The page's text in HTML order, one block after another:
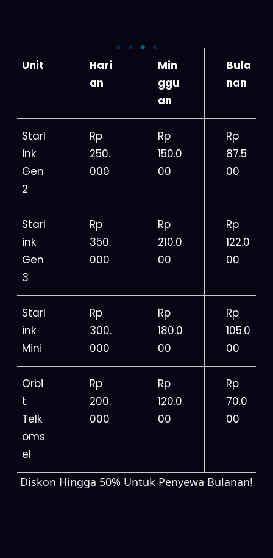
Unit
Hari
an
Min
ggu
an
Bula
nan
Starl
ink
Gen
2
Rp
250.
000
Rp
150.0
00
Rp
87.5
00
Starl
ink
Gen
3
Rp
350.
000
Rp
210.0
00
Rp
122.0
00
Starl
ink
Mini
Rp
300.
000
Rp
180.0
00
Rp
105.0
00
Orbi
t
Telk
oms
el
Rp
200.
000
Rp
120.0
00
Rp
70.0
00
Diskon Hingga 50% Untuk Penyewa Bulanan!